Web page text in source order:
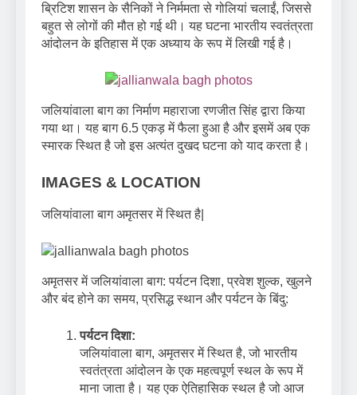
ब्रिटिश शासन के सैनिकों ने निर्ममता से गोलियां चलाईं, जिससे
बहुत से लोगों की मौत हो गई थी। यह घटना भारतीय स्वतंत्रता
आंदोलन के इतिहास में एक अध्याय के रूप में लिखी गई है।
जलियांवाला बाग का निर्माण महाराजा रणजीत सिंह द्वारा किया
गया था। यह बाग 6.5 एकड़ में फैला हुआ है और इसमें अब एक
स्मारक स्थित है जो इस अत्यंत दुखद घटना को याद करता है।
IMAGES & LOCATION
जलियांवाला बाग अमृतसर में स्थित है|
अमृतसर में जलियांवाला बाग: पर्यटन दिशा, प्रवेश शुल्क, खुलने
और बंद होने का समय, प्रसिद्ध स्थान और पर्यटन के बिंदु:
पर्यटन दिशा:
जलियांवाला बाग, अमृतसर में स्थित है, जो भारतीय
स्वतंत्रता आंदोलन के एक महत्वपूर्ण स्थल के रूप में
माना जाता है। यह एक ऐतिहासिक स्थल है जो आज